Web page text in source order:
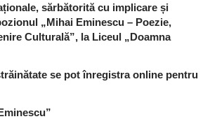
sărbătorită cu implicare și
„Mihai Eminescu – Poezie,
Culturală”, la Liceul „Doamna
se pot înregistra online pentru